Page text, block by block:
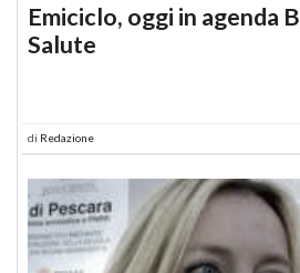
Emiciclo, oggi in agenda
Salute
di Redazione